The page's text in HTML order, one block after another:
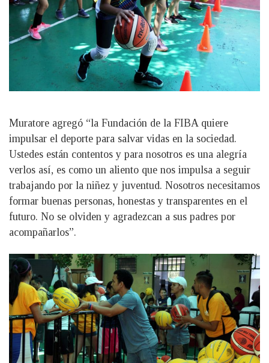
Muratore agregó “la Fundación de la FIBA quiere
impulsar el deporte para salvar vidas en la sociedad.
Ustedes están contentos y para nosotros es una alegría
verlos así, es como un aliento que nos impulsa a seguir
trabajando por la niñez y juventud. Nosotros necesitamos
formar buenas personas, honestas y transparentes en el
futuro. No se olviden y agradezcan a sus padres por
acompañarlos”.